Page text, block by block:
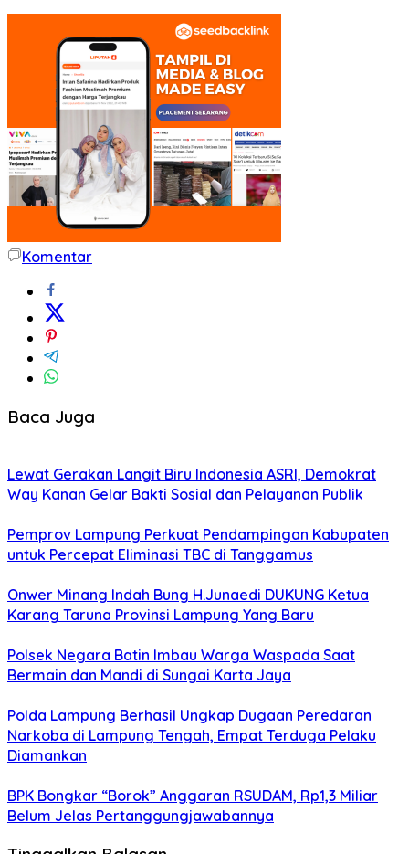
Komentar
Baca Juga
Lewat Gerakan Langit Biru Indonesia ASRI, Demokrat
Way Kanan Gelar Bakti Sosial dan Pelayanan Publik
Pemprov Lampung Perkuat Pendampingan Kabupaten
untuk Percepat Eliminasi TBC di Tanggamus
Onwer Minang Indah Bung H.Junaedi DUKUNG Ketua
Karang Taruna Provinsi Lampung Yang Baru
Polsek Negara Batin Imbau Warga Waspada Saat
Bermain dan Mandi di Sungai Karta Jaya
Polda Lampung Berhasil Ungkap Dugaan Peredaran
Narkoba di Lampung Tengah, Empat Terduga Pelaku
Diamankan
BPK Bongkar “Borok” Anggaran RSUDAM, Rp1,3 Miliar
Belum Jelas Pertanggungjawabannya